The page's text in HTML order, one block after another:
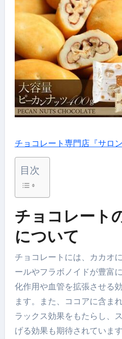
チョコレート専門店『サロ
目次
チョコレート
について
チョコレートには、カカオ
ールやフラボノイドが豊富
化作用や血管を拡張させる
ます。また、ココアに含ま
ラックス効果をもたらし、
げる効果も期待されていま